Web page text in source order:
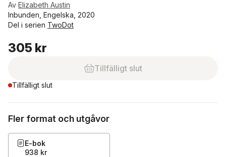
Av Elizabeth Austin
Inbunden, Engelska, 2020
Del i serien TwoDot
305 kr
Tillfälligt slut
Tillfälligt slut
Fler format och utgåvor
E-bok
938 kr